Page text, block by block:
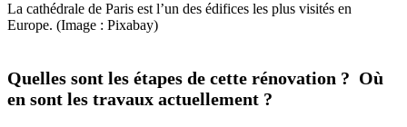
La cathédrale de Paris est l’un des édifices les plus visités en
Europe. (Image : Pixabay)
Quelles sont les étapes de cette rénovation ? Où
en sont les travaux actuellement ?